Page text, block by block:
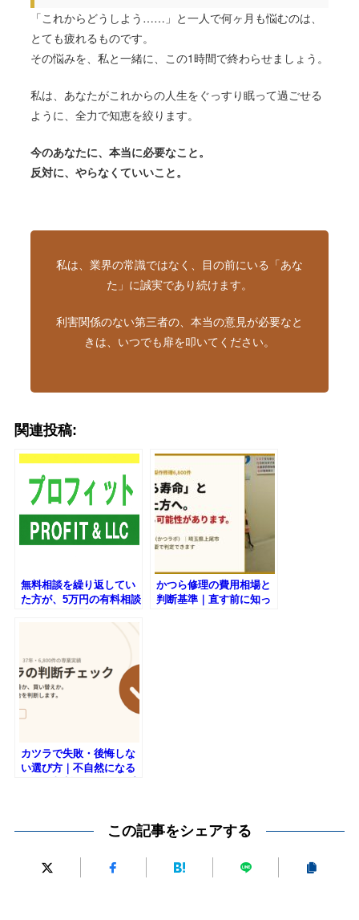
「これからどうしよう……」と一人で何ヶ月も悩むのは、
とても疲れるものです。
その悩みを、私と一緒に、この1時間で終わらせましょう。
私は、あなたがこれからの人生をぐっすり眠って過ごせる
ように、全力で知恵を絞ります。
今のあなたに、本当に必要なこと。
反対に、やらなくていいこと。
私は、業界の常識ではなく、目の前にいる「あな
た」に誠実であり続けます。
利害関係のない第三者の、本当の意見が必要なと
きは、いつでも扉を叩いてください。
関連投稿:
無料相談を繰り返してい
た方が、5万円の有料相談
かつら修理の費用相場と
判断基準｜直す前に知っ
カツラで失敗・後悔しな
い選び方｜不自然になる
この記事をシェアする